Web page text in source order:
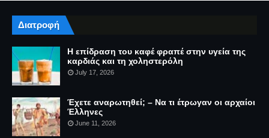
Διατροφή
Η επίδραση του καφέ φραπέ στην υγεία της
καρδιάς και τη χοληστερόλη
July 17, 2026
Έχετε αναρωτηθεί; – Να τι έτρωγαν οι αρχαίοι
Έλληνες
June 11, 2026